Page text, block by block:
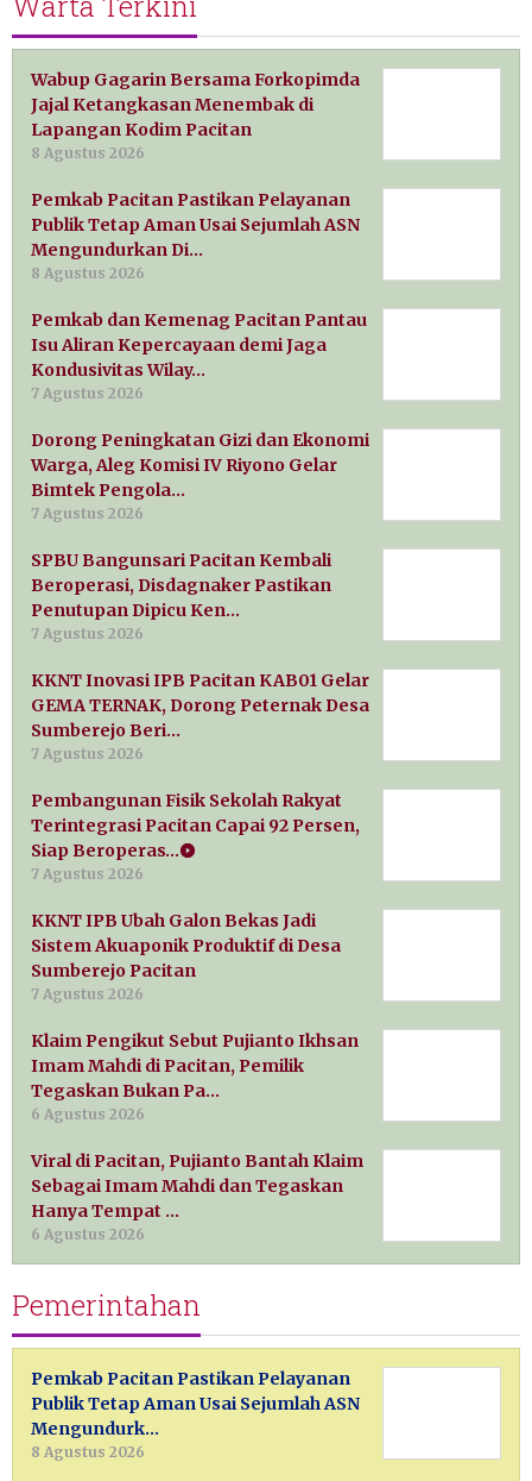
Wabup Gagarin Bersama Forkopimda
Jajal Ketangkasan Menembak di
Lapangan Kodim Pacitan
8 Agustus 2026
Pemkab Pacitan Pastikan Pelayanan
Publik Tetap Aman Usai Sejumlah ASN
Mengundurkan Di…
8 Agustus 2026
Pemkab dan Kemenag Pacitan Pantau
Isu Aliran Kepercayaan demi Jaga
Kondusivitas Wilay…
7 Agustus 2026
Dorong Peningkatan Gizi dan Ekonomi
Warga, Aleg Komisi IV Riyono Gelar
Bimtek Pengola…
7 Agustus 2026
SPBU Bangunsari Pacitan Kembali
Beroperasi, Disdagnaker Pastikan
Penutupan Dipicu Ken…
7 Agustus 2026
KKNT Inovasi IPB Pacitan KAB01 Gelar
GEMA TERNAK, Dorong Peternak Desa
Sumberejo Beri…
7 Agustus 2026
Pembangunan Fisik Sekolah Rakyat
Terintegrasi Pacitan Capai 92 Persen,
Siap Beroperas…
7 Agustus 2026
KKNT IPB Ubah Galon Bekas Jadi
Sistem Akuaponik Produktif di Desa
Sumberejo Pacitan
7 Agustus 2026
Klaim Pengikut Sebut Pujianto Ikhsan
Imam Mahdi di Pacitan, Pemilik
Tegaskan Bukan Pa…
6 Agustus 2026
Viral di Pacitan, Pujianto Bantah Klaim
Sebagai Imam Mahdi dan Tegaskan
Hanya Tempat …
6 Agustus 2026
Pemerintahan
Pemkab Pacitan Pastikan Pelayanan
Publik Tetap Aman Usai Sejumlah ASN
Mengundurk…
8 Agustus 2026